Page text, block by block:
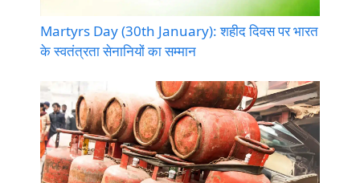
Martyrs Day (30th January): शहीद दिवस पर भारत
के स्वतंत्रता सेनानियों का सम्मान